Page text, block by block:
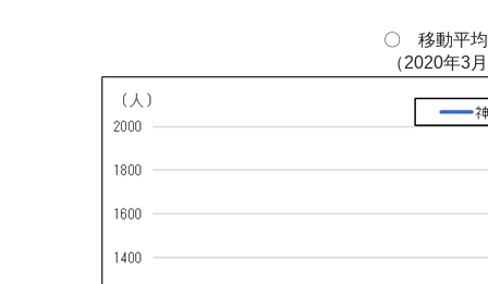
〇 移動平
（2020年3